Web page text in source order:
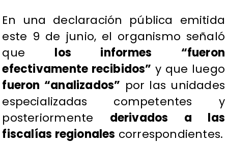
En una declaración pública emitida
este 9 de junio, el organismo señaló
que los informes “fueron
efectivamente recibidos” y que luego
fueron “analizados” por las unidades
especializadas competentes y
posteriormente derivados a las
fiscalías regionales correspondientes.